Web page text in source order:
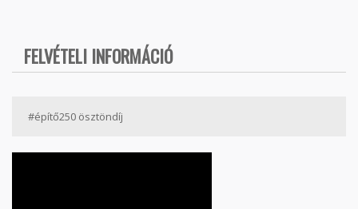
FELVÉTELI INFORMÁCIÓ
#építő250 ösztöndíj